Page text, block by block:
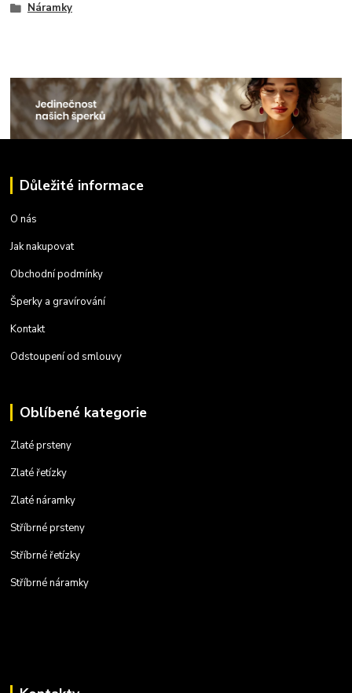
Náramky
Důležité informace
O nás
Jak nakupovat
Obchodní podmínky
Šperky a gravírování
Kontakt
Odstoupení od smlouvy
Oblíbené kategorie
Zlaté prsteny
Zlaté řetízky
Zlaté náramky
Stříbrné prsteny
Stříbrné řetízky
Stříbrné náramky